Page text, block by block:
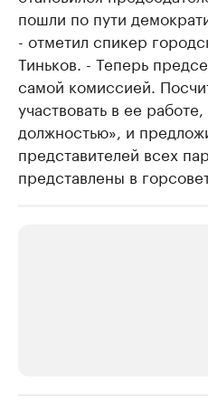
пошли по пути
- отметил спикер
Тиньков. - Теперь
самой комиссией.
участвовать в ее
должностью», и
представителей всех
представлены в